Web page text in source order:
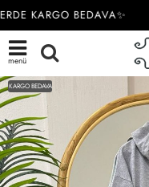
KARGO BEDAVA✨
menü
KARGO BEDAVA